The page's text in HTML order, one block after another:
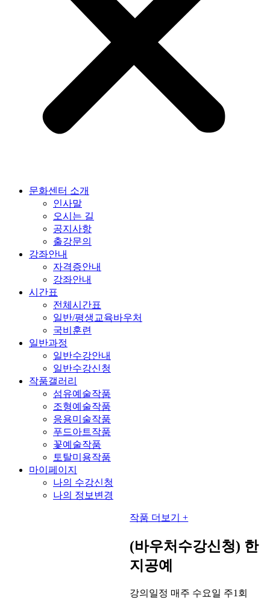
문화센터 소개
인사말
오시는 길
공지사항
출강문의
강좌안내
자격증안내
강좌안내
시간표
전체시간표
일반/평생교육바우처
국비훈련
일반과정
일반수강안내
일반수강신청
작품갤러리
섬유예술작품
조형예술작품
응용미술작품
푸드아트작품
꽃예술작품
토탈미용작품
마이페이지
나의 수강신청
나의 정보변경
작품 더보기 +
(바우처수강신청) 한
지공예
강의일정 매주 수요일 주1회